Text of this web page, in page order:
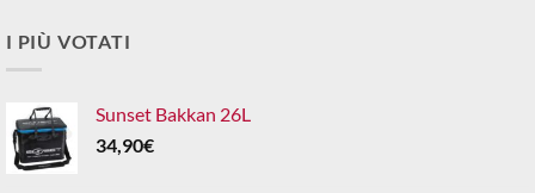
I PIÙ VOTATI
Sunset Bakkan 26L
34,90€